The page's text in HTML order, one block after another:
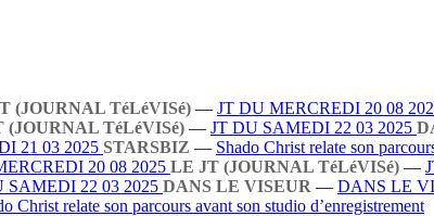
(JOURNAL TéLéVISé) — JT DU MERCREDI 20 08
(JOURNAL TéLéVISé) — JT DU SAMEDI 22 03 2025
21 03 2025 STARSBIZ — Shado Christ relate son
20 08 2025 LE JT (JOURNAL TéLéVISé) —
SAMEDI 22 03 2025 DANS LE VISEUR — DANS LE
Christ relate son parcours avant son studio d’enregistrement